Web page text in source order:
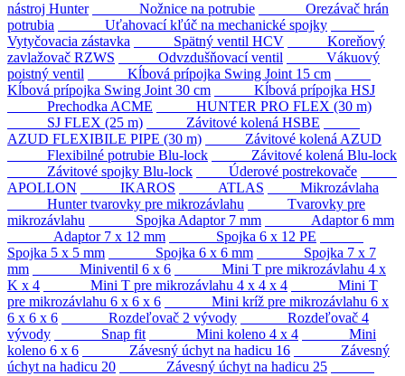
nástroj Hunter
Nožnice na potrubie
Orezávač hrán
potrubia
Uťahovací kľúč na mechanické spojky
Vytyčovacia zástavka
Spätný ventil HCV
Koreňový
zavlažovač RZWS
Odvzdušňovací ventil
Vákuový
poistný ventil
Kĺbová prípojka Swing Joint 15 cm
Kĺbová prípojka Swing Joint 30 cm
Kĺbová prípojka HSJ
Prechodka ACME
HUNTER PRO FLEX (30 m)
SJ FLEX (25 m)
Závitové kolená HSBE
AZUD FLEXIBILE PIPE (30 m)
Závitové kolená AZUD
Flexibilné potrubie Blu-lock
Závitové kolená Blu-lock
Závitové spojky Blu-lock
Úderové postrekovače
APOLLON
IKAROS ATLAS
Mikrozávlaha
Hunter tvarovky pre mikrozávlahu
Tvarovky pre
mikrozávlahu
Spojka Adaptor 7 mm
Adaptor 6 mm
Adaptor 7 x 12 mm
Spojka 6 x 12 PE
Spojka 5 x 5 mm
Spojka 6 x 6 mm
Spojka 7 x 7
mm
Miniventil 6 x 6
Mini T pre mikrozávlahu 4 x
K x 4
Mini T pre mikrozávlahu 4 x 4 x 4
Mini T
pre mikrozávlahu 6 x 6 x 6
Mini kríž pre mikrozávlahu 6 x
6 x 6 x 6
Rozdeľovač 2 vývody
Rozdeľovač 4
vývody
Snap fit Mini koleno 4 x 4
Mini
koleno 6 x 6
Závesný úchyt na hadicu 16
Závesný
úchyt na hadicu 20
Závesný úchyt na hadicu 25